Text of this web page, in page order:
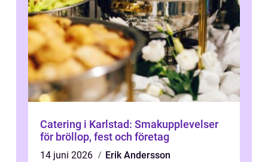
Catering i Karlstad: Smakupplevelser
för bröllop, fest och företag
14 juni 2026
Erik Andersson